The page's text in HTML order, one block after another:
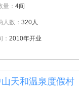
量： 4间
人数： 320人
2010年开业
山天和温泉度假村